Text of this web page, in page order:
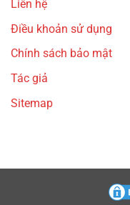
Liên hệ
Điều khoản sử dụng
Chính sách bảo mật
Tác giả
Sitemap